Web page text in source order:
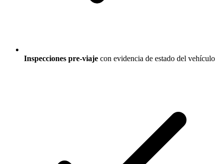
Inspecciones pre-viaje con evidencia de estado del vehículo